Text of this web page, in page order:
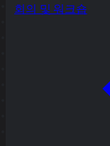
회의 및 워크숍